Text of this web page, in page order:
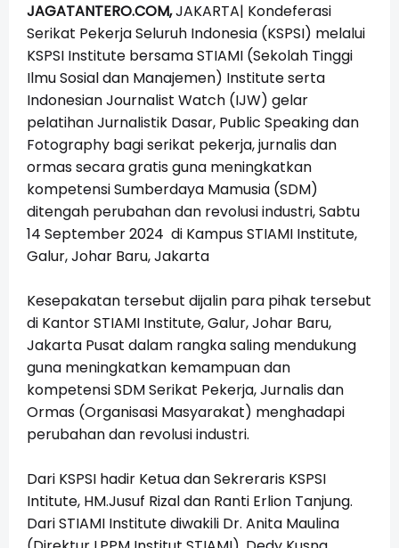
JAGATANTERO.COM,JAKARTA| Kondeferasi
Serikat Pekerja Seluruh Indonesia (KSPSI) melalui
KSPSI Institute bersama STIAMI (Sekolah Tinggi
Ilmu Sosial dan Manajemen) Institute serta
Indonesian Journalist Watch (IJW) gelar
pelatihan Jurnalistik Dasar, Public Speaking dan
Fotography bagi serikat pekerja, jurnalis dan
ormas secara gratis guna meningkatkan
kompetensi Sumberdaya Mamusia (SDM)
ditengah perubahan dan revolusi industri, Sabtu
14 September 2024 di Kampus STIAMI Institute,
Galur, Johar Baru, Jakarta
Kesepakatan tersebut dijalin para pihak tersebut
di Kantor STIAMI Institute, Galur, Johar Baru,
Jakarta Pusat dalam rangka saling mendukung
guna meningkatkan kemampuan dan
kompetensi SDM Serikat Pekerja, Jurnalis dan
Ormas (Organisasi Masyarakat) menghadapi
perubahan dan revolusi industri.
Dari KSPSI hadir Ketua dan Sekreraris KSPSI
Intitute, HM.Jusuf Rizal dan Ranti Erlion Tanjung.
Dari STIAMI Institute diwakili Dr. Anita Maulina